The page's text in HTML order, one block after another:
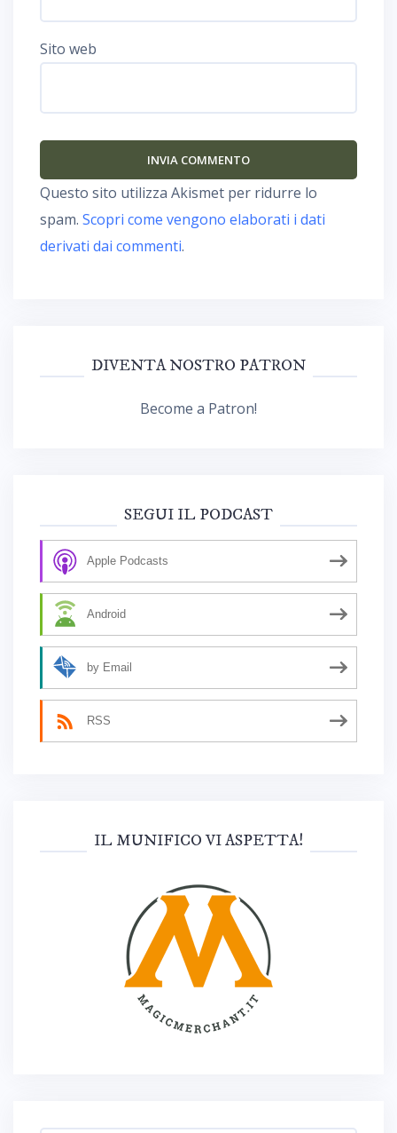
Sito web
Questo sito utilizza Akismet per ridurre lo
spam. Scopri come vengono elaborati i dati
derivati dai commenti.
DIVENTA NOSTRO PATRON
Become a Patron!
SEGUI IL PODCAST
Apple Podcasts
Android
by Email
RSS
IL MUNIFICO VI ASPETTA!